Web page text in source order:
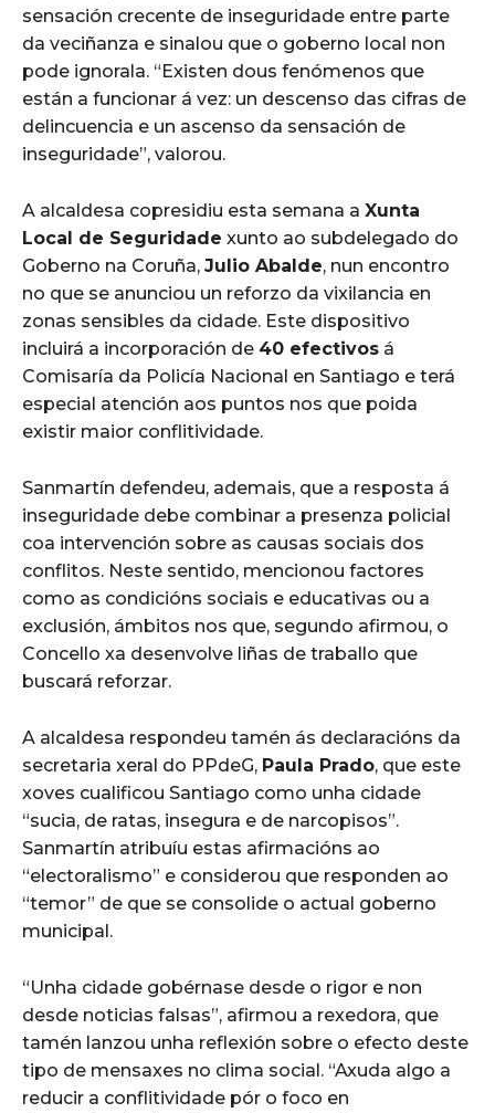
sensación crecente de inseguridade entre parte
da veciñanza e sinalou que o goberno local non
pode ignorala. “Existen dous fenómenos que
están a funcionar á vez: un descenso das cifras de
delincuencia e un ascenso da sensación de
inseguridade”, valorou.
A alcaldesa copresidiu esta semana a Xunta
Local de Seguridade xunto ao subdelegado do
Goberno na Coruña, Julio Abalde, nun encontro
no que se anunciou un reforzo da vixilancia en
zonas sensibles da cidade. Este dispositivo
incluirá a incorporación de 40 efectivos á
Comisaría da Policía Nacional en Santiago e terá
especial atención aos puntos nos que poida
existir maior conflitividade.
Sanmartín defendeu, ademais, que a resposta á
inseguridade debe combinar a presenza policial
coa intervención sobre as causas sociais dos
conflitos. Neste sentido, mencionou factores
como as condicións sociais e educativas ou a
exclusión, ámbitos nos que, segundo afirmou, o
Concello xa desenvolve liñas de traballo que
buscará reforzar.
A alcaldesa respondeu tamén ás declaracións da
secretaria xeral do PPdeG, Paula Prado, que este
xoves cualificou Santiago como unha cidade
“sucia, de ratas, insegura e de narcopisos”.
Sanmartín atribuíu estas afirmacións ao
“electoralismo” e considerou que responden ao
“temor” de que se consolide o actual goberno
municipal.
“Unha cidade gobérnase desde o rigor e non
desde noticias falsas”, afirmou a rexedora, que
tamén lanzou unha reflexión sobre o efecto deste
tipo de mensaxes no clima social. “Axuda algo a
reducir a conflitividade pór o foco en